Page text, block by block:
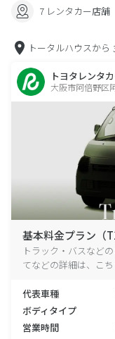
7 レンタカー店舗
トータルハウスから
トヨタレンタ
大阪市阿倍野区
基本料金プラン（
トラック・バスなど
てなどの詳細は、こ
代表車種
ボディタイプ
営業時間